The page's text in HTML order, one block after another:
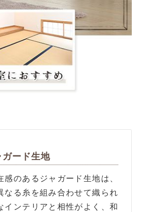
ード生地
のあるジャガード生地は、
なる糸を組み合わせて織られ
インテリアと相性がよく、和